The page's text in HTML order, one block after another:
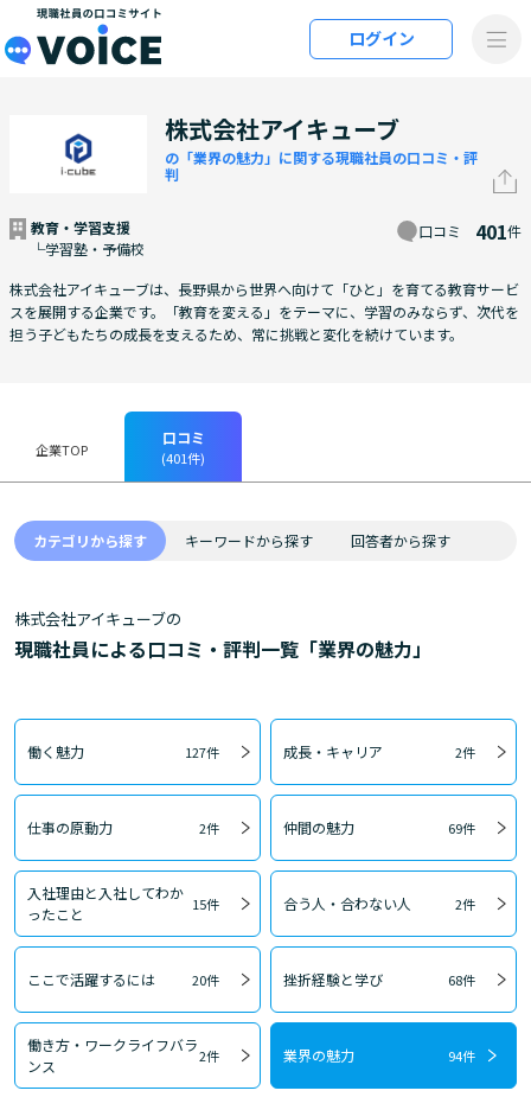
メインコンテンツにスキップ
ログイン
株式会社アイキューブ
の「業界の魅力」に関する現職社員の口コミ・評
判
教育・学習支援
└学習塾・予備校
口コミ 401件
株式会社アイキューブは、長野県から世界へ向けて「ひと」を育てる教育サービ
スを展開する企業です。「教育を変える」をテーマに、学習のみならず、次代を
担う子どもたちの成長を支えるため、常に挑戦と変化を続けています。
企業TOP
口コミ
(401件)
カテゴリから探す キーワードから探す 回答者から探す
株式会社アイキューブの
現職社員による口コミ・評判一覧「業界の魅力」
働く魅力 127件 成長・キャリア 2件
仕事の原動力 2件 仲間の魅力 69件
入社理由と入社してわか
ったこと
15件 合う人・合わない人 2件
ここで活躍するには 20件 挫折経験と学び 68件
働き方・ワークライフバラ
ンス
2件 業界の魅力 94件